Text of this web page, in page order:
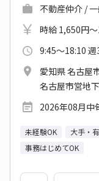
不動産仲介 /
時給 1,650円
9:45～18:10
愛知県 名古屋
名古屋市営地
2026年08月中
未経験OK 大手・
事務はじめてOK